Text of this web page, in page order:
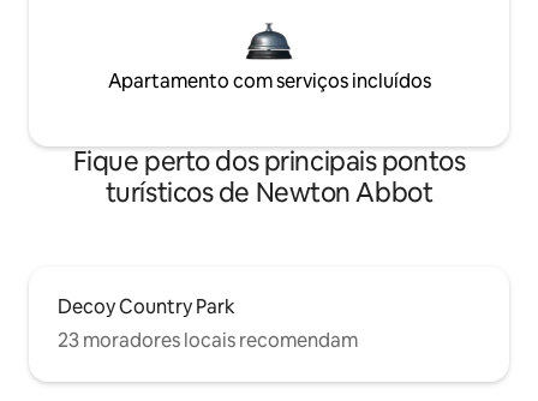
Apartamento com serviços incluídos
Fique perto dos principais pontos
turísticos de Newton Abbot
Decoy Country Park
23 moradores locais recomendam